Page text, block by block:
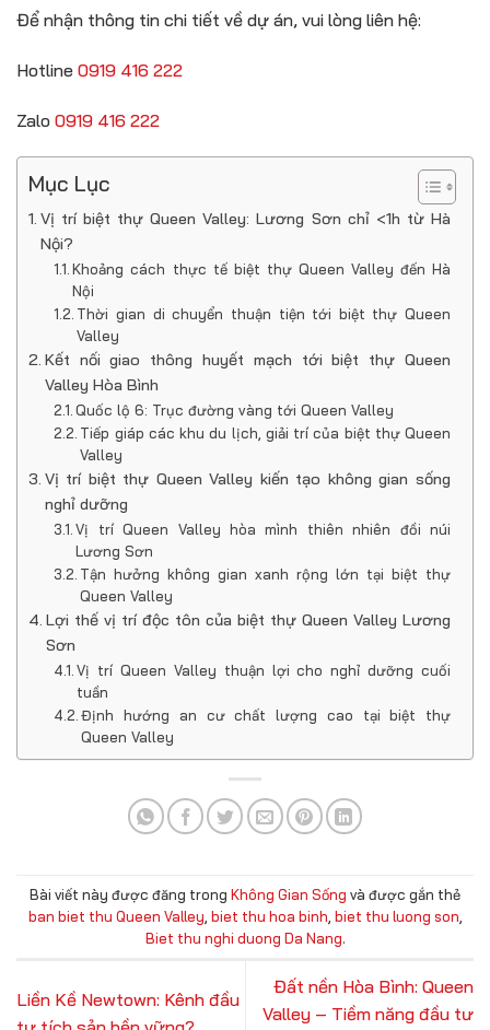
Để nhận thông tin chi tiết về dự án, vui lòng liên hệ:
Hotline 0919 416 222
Zalo 0919 416 222
Mục Lục
Vị trí biệt thự Queen Valley: Lương Sơn chỉ <1h từ Hà
Nội?
Khoảng cách thực tế biệt thự Queen Valley đến Hà
Nội
Thời gian di chuyển thuận tiện tới biệt thự Queen
Valley
Kết nối giao thông huyết mạch tới biệt thự Queen
Valley Hòa Bình
Quốc lộ 6: Trục đường vàng tới Queen Valley
Tiếp giáp các khu du lịch, giải trí của biệt thự Queen
Valley
Vị trí biệt thự Queen Valley kiến tạo không gian sống
nghỉ dưỡng
Vị trí Queen Valley hòa mình thiên nhiên đồi núi
Lương Sơn
Tận hưởng không gian xanh rộng lớn tại biệt thự
Queen Valley
Lợi thế vị trí độc tôn của biệt thự Queen Valley Lương
Sơn
Vị trí Queen Valley thuận lợi cho nghỉ dưỡng cuối
tuần
Định hướng an cư chất lượng cao tại biệt thự
Queen Valley
Bài viết này được đăng trong Không Gian Sống và được gắn thẻ
ban biet thu Queen Valley biet thu hoa binh biet thu luong son
Biet thu nghi duong Da Nang.
Liền Kề Newtown: Kênh đầu
Đất nền Hòa Bình: Queen
Valley – Tiềm năng đầu tư